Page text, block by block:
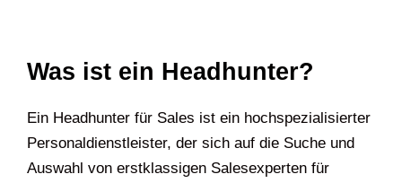
Was ist ein Headhunter?
Ein Headhunter für Sales ist ein hochspezialisierter
Personaldienstleister, der sich auf die Suche und
Auswahl von erstklassigen Salesexperten für